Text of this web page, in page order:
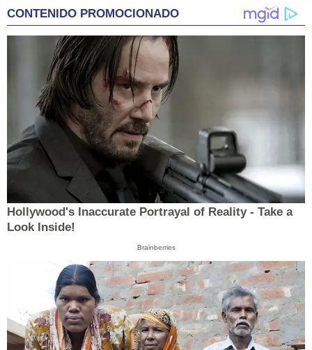
CONTENIDO PROMOCIONADO
Hollywood's Inaccurate Portrayal of Reality - Take a
Look Inside!
Brainberries